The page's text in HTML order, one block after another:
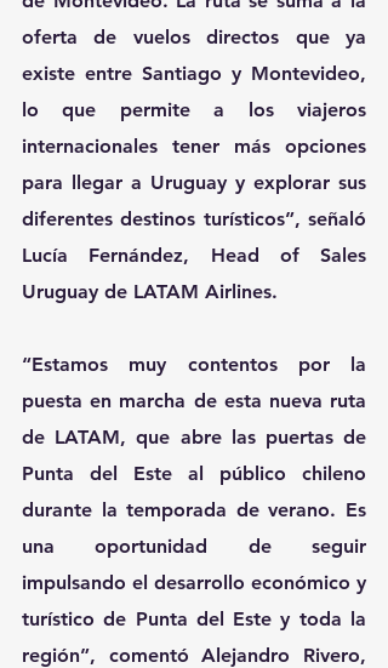
oferta de vuelos directos que ya
existe entre Santiago y Montevideo,
lo que permite a los viajeros
internacionales tener más opciones
para llegar a Uruguay y explorar sus
diferentes destinos turísticos”, señaló
Lucía Fernández, Head of Sales
Uruguay de LATAM Airlines.
“Estamos muy contentos por la
puesta en marcha de esta nueva ruta
de LATAM, que abre las puertas de
Punta del Este al público chileno
durante la temporada de verano. Es
una oportunidad de seguir
impulsando el desarrollo económico y
turístico de Punta del Este y toda la
región”, comentó Alejandro Rivero,